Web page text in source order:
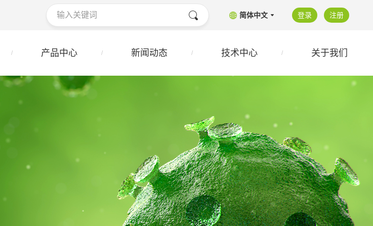
简体中文 登录 注册
产品中心 新闻动态 技术中心 关于我们